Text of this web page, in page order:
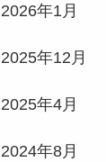
2026年1月
2025年12月
2025年4月
2024年8月